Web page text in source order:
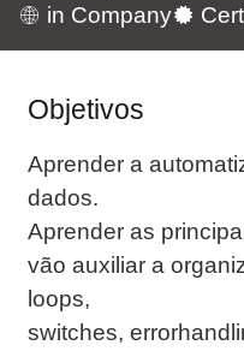
in Company
Objetivos
Aprender a
dados.
Aprender as
vão auxiliar a
loops,
switches,